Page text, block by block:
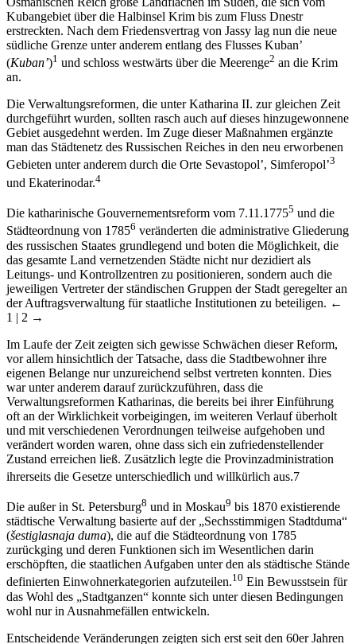
Osmanischen Reich große Landflächen im Süden, die sich vom
Kubangebiet über die Halbinsel Krim bis zum Fluss Dnestr
erstreckten. Nach dem Friedensvertrag von Jassy lag nun die neue
südliche Grenze unter anderem entlang des Flusses Kuban’
(Kuban’
Die Verwaltungsreformen, die unter Katharina II. zur gleichen Zeit
durchgeführt wurden, sollten rasch auch auf dieses hinzugewonnene
Gebiet ausgedehnt werden. Im Zuge dieser Maßnahmen ergänzte
man das Städtenetz des Russischen Reiches in den neu erworbenen
Gebieten unter anderem durch die Orte Sevastopol’, Simferopol’
Die katharinische Gouvernementsreform vom 7.11.1775 und die
Städteordnung von 17856veränderten die administrative Gliederung
des russischen Staates grundlegend und boten die Möglichkeit, die
das gesamte Land vernetzenden Städte nicht nur dezidiert als
Leitungs- und Kontrollzentren zu positionieren, sondern auch die
jeweiligen Vertreter der ständischen Gruppen der Stadt geregelter an
der Auftragsverwaltung für staatliche Institutionen zu beteiligen.
Im Laufe der Zeit zeigten sich gewisse Schwächen dieser Reform,
vor allem hinsichtlich der Tatsache, dass die Stadtbewohner ihre
eigenen Belange nur unzureichend selbst vertreten konnten. Dies
war unter anderem darauf zurückzuführen, dass die
Verwaltungsreformen Katharinas, die bereits bei ihrer Einführung
oft an der Wirklichkeit vorbeigingen, im weiteren Verlauf überholt
und mit verschiedenen Verordnungen teilweise aufgehoben und
verändert worden waren, ohne dass sich ein zufriedenstellender
Zustand erreichen ließ. Zusätzlich legte die Provinzadministration
Die außer in St. Petersburg8und in Moskau9bis 1870 existierende
städtische Verwaltung basierte auf der „Sechsstimmigen Stadtduma“
(šestiglasnaja duma), die auf die Städteordnung von 1785
zurückging und deren Funktionen sich im Wesentlichen darin
erschöpften, die staatlichen Aufgaben unter den als städtische Stände
definierten Einwohnerkategorien aufzuteilen.10Ein Bewusstsein für
das Wohl des „Stadtganzen“ konnte sich unter diesen Bedingungen